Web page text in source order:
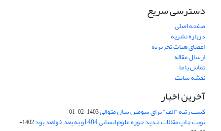
دسترسی سریع
صفحه اصلی
درباره نشریه
اعضای هیات تحریریه
ارسال مقاله
تماس با ما
نقشه سایت
آخرین اخبار
کسب رتبه "الف" برای سومین سال متوالی1403-02-01
نوبت چاپ مقالات جدید حوزه علوم انسانی 1404و به بعد خواهد بود
1402-